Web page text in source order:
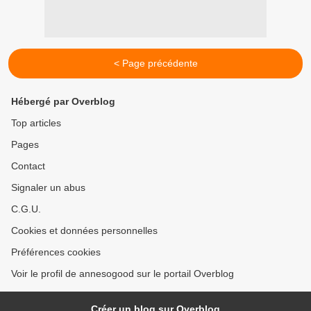
< Page précédente
Hébergé par Overblog
Top articles
Pages
Contact
Signaler un abus
C.G.U.
Cookies et données personnelles
Préférences cookies
Voir le profil de annesogood sur le portail Overblog